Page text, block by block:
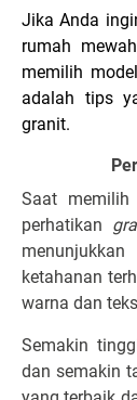
Jika Anda
rumah
memilih
adalah tips
granit.
Saat
perhatikan
ketahanan
warna dan
Semakin
dan semakin